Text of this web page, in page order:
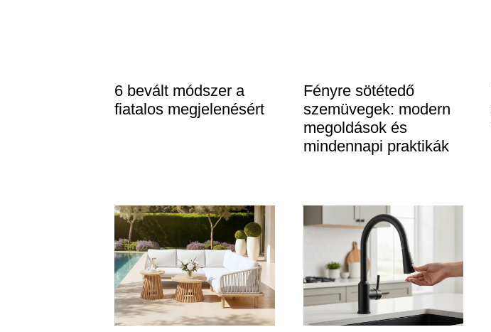
6 bevált módszer a
fiatalos megjelenésért
Fényre sötétedő
szemüvegek: modern
megoldások és
mindennapi praktikák